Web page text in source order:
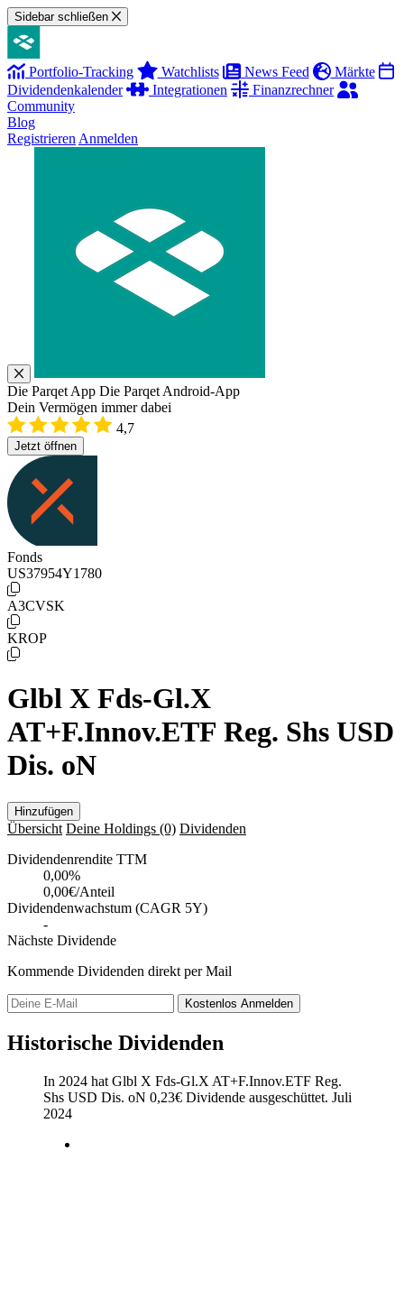
Sidebar schließen
Portfolio-Tracking Watchlists News Feed
Märkte
Dividendenkalender
Integrationen
Finanzrechner
Community
Blog
Registrieren Anmelden
Die Parqet App Die Parqet Android-App
Dein Vermögen immer dabei
4,7
Jetzt öffnen
Fonds
US37954Y1780
A3CVSK
KROP
Glbl X Fds-Gl.X
AT+F.Innov.ETF Reg. Shs USD
Dis. oN
Hinzufügen
Übersicht Deine Holdings (0) Dividenden
Dividendenrendite TTM
0,00%
0,00€/Anteil
Dividendenwachstum (CAGR 5Y)
-
Nächste Dividende
Kommende Dividenden direkt per Mail
Kostenlos Anmelden
Historische Dividenden
In 2024 hat Glbl X Fds-Gl.X AT+F.Innov.ETF Reg.
Shs USD Dis. oN 0,23€ Dividende ausgeschüttet. Juli
2024